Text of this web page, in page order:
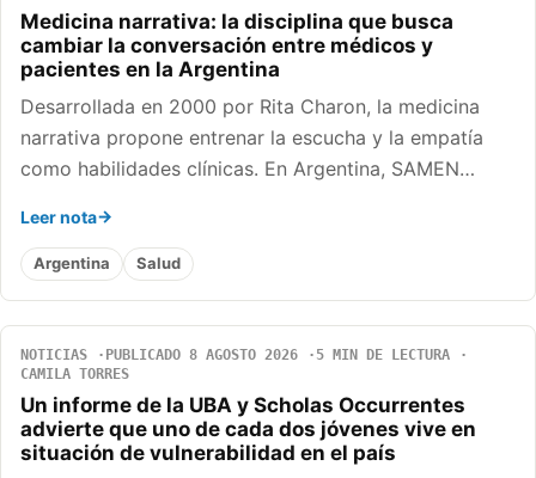
Medicina narrativa: la disciplina que busca
cambiar la conversación entre médicos y
pacientes en la Argentina
Desarrollada en 2000 por Rita Charon, la medicina
narrativa propone entrenar la escucha y la empatía
como habilidades clínicas. En Argentina, SAMEN…
Leer nota
Argentina Salud
NOTICIAS PUBLICADO 8 AGOSTO 2026
5 MIN DE LECTURA
CAMILA TORRES
Un informe de la UBA y Scholas Occurrentes
advierte que uno de cada dos jóvenes vive en
situación de vulnerabilidad en el país